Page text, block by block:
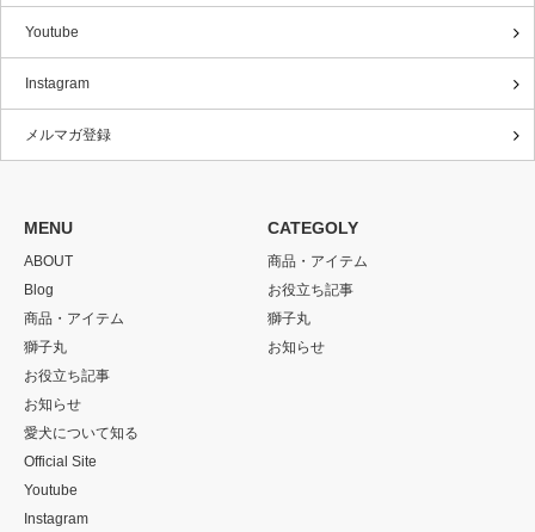
Youtube
Instagram
メルマガ登録
MENU
ABOUT
Blog
商品・アイテム
獅子丸
お役立ち記事
お知らせ
愛犬について知る
Official Site
Youtube
Instagram
CATEGOLY
商品・アイテム
お役立ち記事
獅子丸
お知らせ